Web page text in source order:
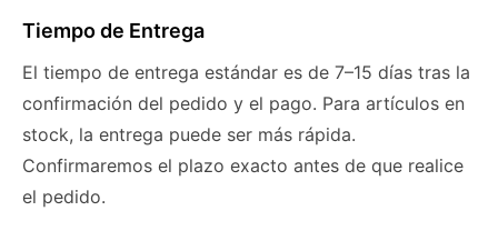
Tiempo de Entrega
El tiempo de entrega estándar es de 7–15 días tras la
confirmación del pedido y el pago. Para artículos en
stock, la entrega puede ser más rápida.
Confirmaremos el plazo exacto antes de que realice
el pedido.